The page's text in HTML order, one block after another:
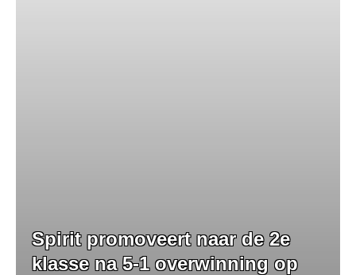
Spirit promoveert naar de 2e
klasse na 5-1 overwinning op